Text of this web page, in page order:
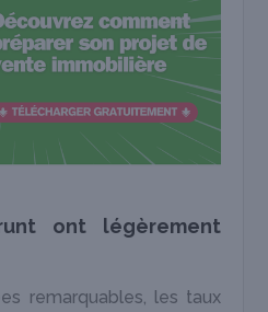
ont légèrement
remarquables, les taux